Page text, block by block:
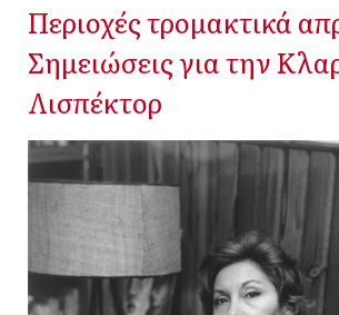
Περιοχές τρομακτικά
Σημειώσεις για την
Λισπέκτορ